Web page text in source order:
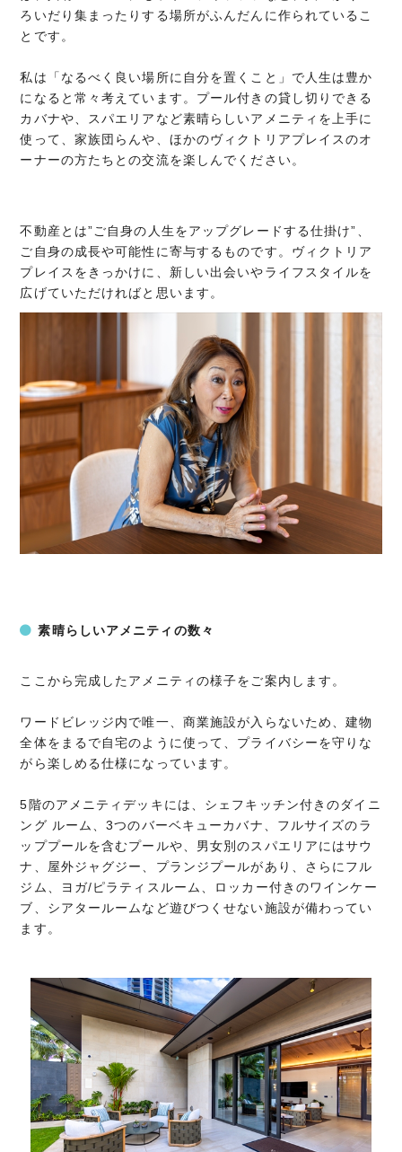
ろいだり集まったりする場所がふんだんに作られているこ
とです。
私は「なるべく良い場所に自分を置くこと」で人生は豊か
になると常々考えています。プール付きの貸し切りできる
カバナや、スパエリアなど素晴らしいアメニティを上手に
使って、家族団らんや、ほかのヴィクトリアプレイスのオ
ーナーの方たちとの交流を楽しんでください。
不動産とは”ご自身の人生をアップグレードする仕掛け”、
ご自身の成長や可能性に寄与するものです。ヴィクトリア
プレイスをきっかけに、新しい出会いやライフスタイルを
広げていただければと思います。
素晴らしいアメニティの数々
ここから完成したアメニティの様子をご案内します。
ワードビレッジ内で唯一、商業施設が入らないため、建物
全体をまるで自宅のように使って、プライバシーを守りな
がら楽しめる仕様になっています。
5階のアメニティデッキには、シェフキッチン付きのダイニ
ング ルーム、3つのバーベキューカバナ、フルサイズのラ
ッププールを含むプールや、男女別のスパエリアにはサウ
ナ、屋外ジャグジー、プランジプールがあり、さらにフル
ジム、ヨガ/ピラティスルーム、ロッカー付きのワインケー
ブ、シアタールームなど遊びつくせない施設が備わってい
ます。